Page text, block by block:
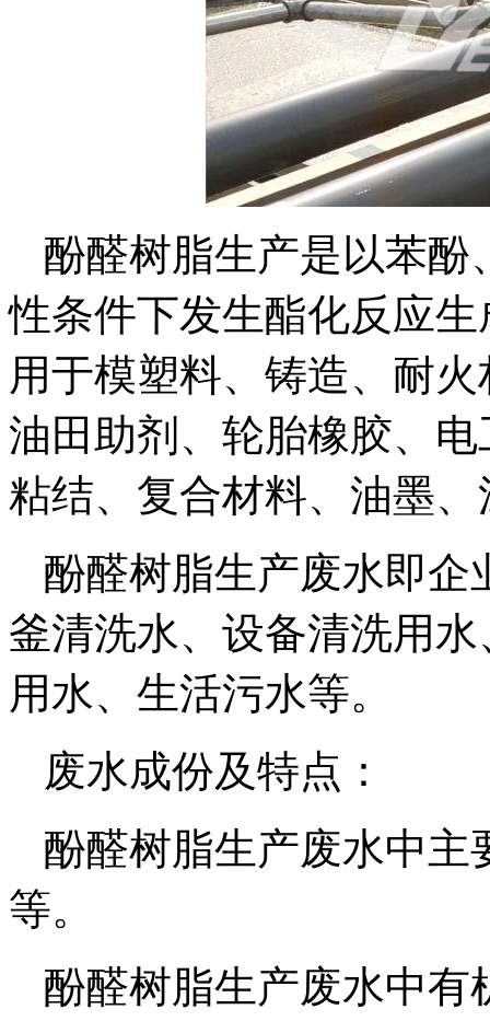
酚醛树脂生产是以苯酚
性条件下发生酯化反应
用于模塑料、铸造、耐
油田助剂、轮胎橡胶、
粘结、复合材料、油墨
酚醛树脂生产废水即企
釜清洗水、设备清洗用
用水、生活污水等。
废水成份及特点：
酚醛树脂生产废水中主
等。
酚醛树脂生产废水中有